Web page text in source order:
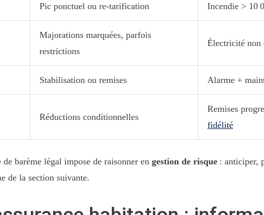
Pic ponctuel ou re-tarification Incendie > 10
Majorations marquées, parfois
restrictions
Électricité non
Stabilisation ou remises Alarme +
Réductions conditionnelles
Remises
fidélité
de barème légal impose de raisonner en gestion de risque : anticiper,
de la section suivante.